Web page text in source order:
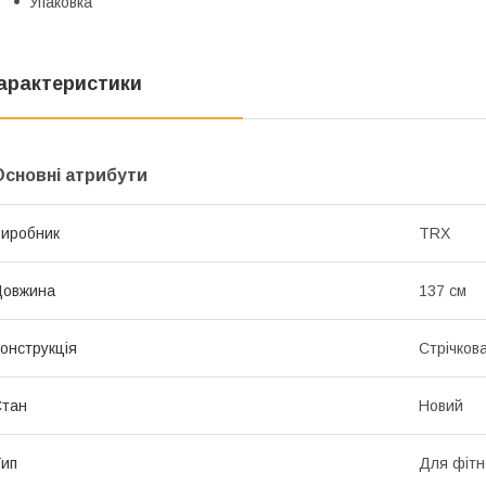
атрибути
TRX
137 см
Новий
Для